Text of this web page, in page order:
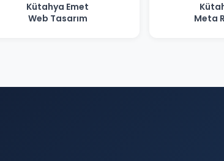
Kütahya Emet
Web Tasarım
Meta